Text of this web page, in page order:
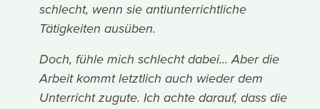
schlecht, wenn sie antiunterrichtliche
Tätigkeiten ausüben.
Doch, fühle mich schlecht dabei... Aber die
Arbeit kommt letztlich auch wieder dem
Unterricht zugute. Ich achte darauf, dass die